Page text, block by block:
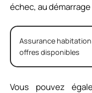
échec, au
Assurance
offres disponibles
Vous pouvez